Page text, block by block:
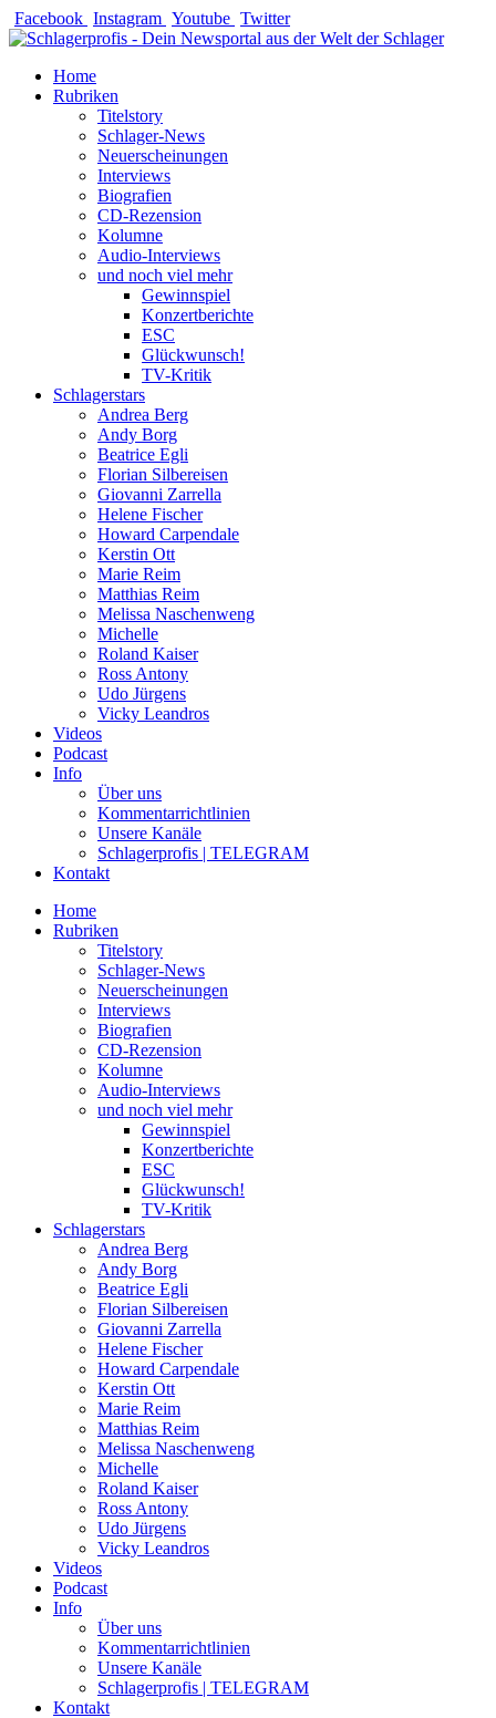
Zum
Inhalt
Facebook Instagram Youtube Twitter
Home
Rubriken
Titelstory
Schlager-News
Neuerscheinungen
Interviews
Biografien
CD-Rezension
Kolumne
Audio-Interviews
und noch viel mehr
Gewinnspiel
Konzertberichte
ESC
Glückwunsch!
TV-Kritik
Schlagerstars
Andrea Berg
Andy Borg
Beatrice Egli
Florian Silbereisen
Giovanni Zarrella
Helene Fischer
Howard Carpendale
Kerstin Ott
Marie Reim
Matthias Reim
Melissa Naschenweng
Michelle
Roland Kaiser
Ross Antony
Udo Jürgens
Vicky Leandros
Videos
Podcast
Info
Über uns
Kommentarrichtlinien
Unsere Kanäle
Schlagerprofis | TELEGRAM
Kontakt
Home
Rubriken
Titelstory
Schlager-News
Neuerscheinungen
Interviews
Biografien
CD-Rezension
Kolumne
Audio-Interviews
und noch viel mehr
Gewinnspiel
Konzertberichte
ESC
Glückwunsch!
TV-Kritik
Schlagerstars
Andrea Berg
Andy Borg
Beatrice Egli
Florian Silbereisen
Giovanni Zarrella
Helene Fischer
Howard Carpendale
Kerstin Ott
Marie Reim
Matthias Reim
Melissa Naschenweng
Michelle
Roland Kaiser
Ross Antony
Udo Jürgens
Vicky Leandros
Videos
Podcast
Info
Über uns
Kommentarrichtlinien
Unsere Kanäle
Schlagerprofis | TELEGRAM
Kontakt